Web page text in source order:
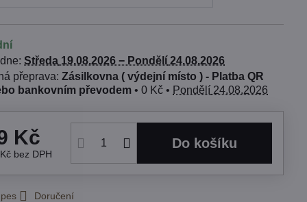
Středa 19.08.2026 − Pondělí 24.08.2026
Zásilkovna ( výdejní místo ) - Platba QR
bankovním převodem •0 Kč • Pondělí 24.08.2026
Kč
bez DPH
Do košíku
Doručení